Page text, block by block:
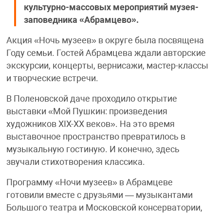
культурно-массовых мероприятий музея-
заповедника «Абрамцево».
Акция «Ночь музеев» в округе была посвящена
Году семьи. Гостей Абрамцева ждали авторские
экскурсии, концерты, вернисажи, мастер-классы
и творческие встречи.
В Поленовской даче проходило открытие
выставки «Мой Пушкин: произведения
художников XIX-XX веков». На это время
выставочное пространство превратилось в
музыкальную гостиную. И конечно, здесь
звучали стихотворения классика.
Программу «Ночи музеев» в Абрамцеве
готовили вместе с друзьями — музыкантами
Большого театра и Московской консерватории,